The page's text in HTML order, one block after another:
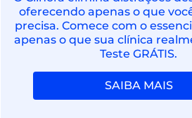
oferecendo apenas o que
precisa. Comece com o
apenas o que sua clínica
Teste GRÁTIS.
SAIBA MAIS